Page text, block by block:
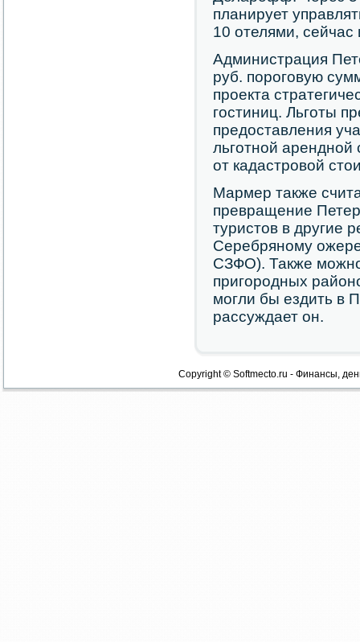
планирует
10 отелями, сейчас
Администрация
руб. пороговую
проекта
гостиниц. Льготы
предоставления
льготной арендной
от кадастровой
Мармер также
превращение
туристов в другие
Серебряному
СЗФО). Также
пригородных
могли бы ездить в
рассуждает он.
Copyright © Softmecto.ru - Финансы,